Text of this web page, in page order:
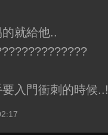
就給他..
入門衝刺的時候..!